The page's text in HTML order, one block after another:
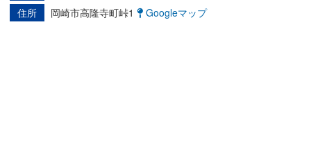
住所
岡崎市高隆寺町峠1 Googleマップ